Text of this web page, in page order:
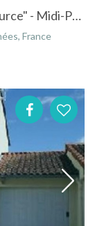
Gîte "des Conquettes" à la Salles-la-Source" - Midi-Pyrénées à la campagne
France